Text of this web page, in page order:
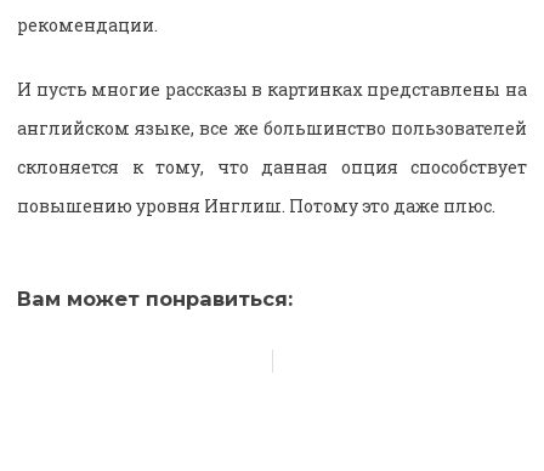
рекомендации.
И пусть многие рассказы в картинках представлены на
английском языке, все же большинство пользователей
склоняется к тому, что данная опция способствует
повышению уровня Инглиш. Потому это даже плюс.
Вам может понравиться: